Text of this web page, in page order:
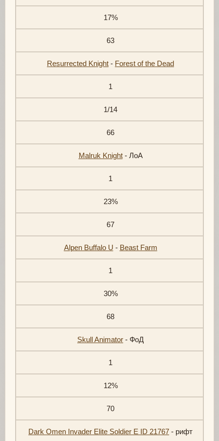
17%
63
Resurrected Knight - Forest of the Dead
1
1/14
66
Malruk Knight- ЛоА
1
23%
67
Alpen Buffalo U - Beast Farm
1
30%
68
Skull Animator - ФоД
1
12%
70
Dark Omen Invader Elite Soldier E ID 21767 - рифт